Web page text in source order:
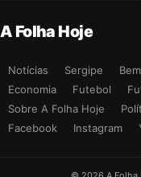
A Folha Hoje
Notícias Sergipe
Economia
Futebol
Sobre A Folha Hoje
Facebook
Instagram